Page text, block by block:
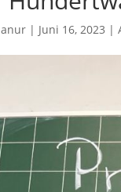
| Juni 16, 2023 |